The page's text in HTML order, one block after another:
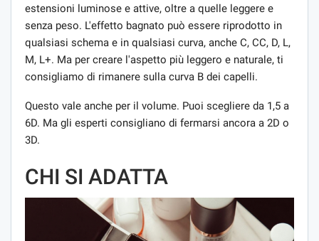
estensioni luminose e attive, oltre a quelle leggere e
senza peso. L'effetto bagnato può essere riprodotto in
qualsiasi schema e in qualsiasi curva, anche C, CC, D, L,
M, L+. Ma per creare l'aspetto più leggero e naturale, ti
consigliamo di rimanere sulla curva B dei capelli.
Questo vale anche per il volume. Puoi scegliere da 1,5 a
6D. Ma gli esperti consigliano di fermarsi ancora a 2D o
3D.
CHI SI ADATTA